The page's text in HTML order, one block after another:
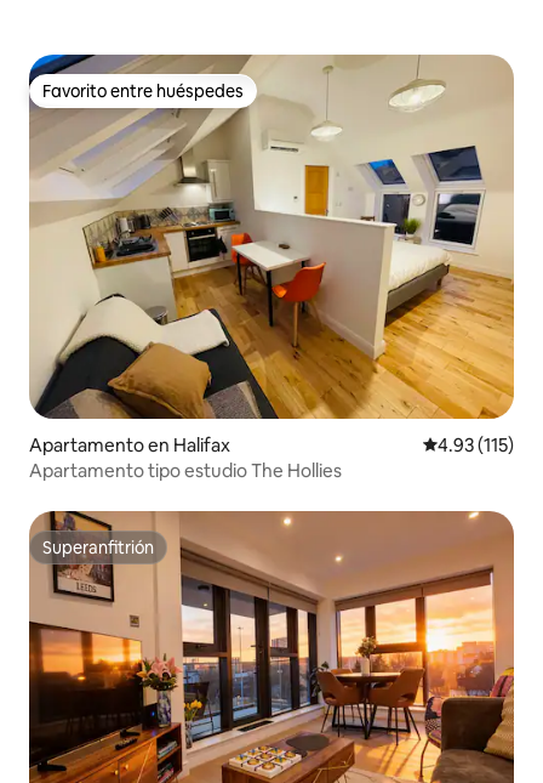
Favorito entre huéspedes
Favorito entre huéspedes
Apartamento en Halifax Calificación
4.93 (115)
Apartamento tipo estudio The Hollies
Superanfitrión
Superanfitrión